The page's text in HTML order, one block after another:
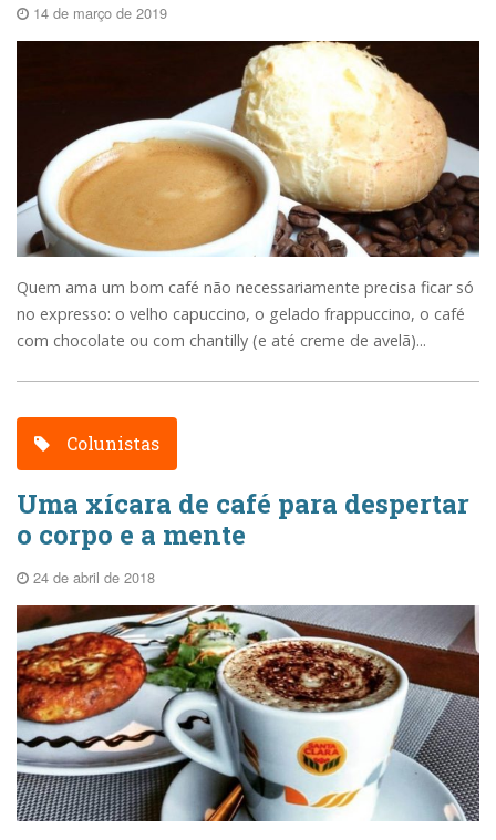
14 de março de 2019
Quem ama um bom café não necessariamente precisa ficar só
no expresso: o velho capuccino, o gelado frappuccino, o café
com chocolate ou com chantilly (e até creme de avelã)...
Colunistas
Uma xícara de café para despertar
o corpo e a mente
24 de abril de 2018